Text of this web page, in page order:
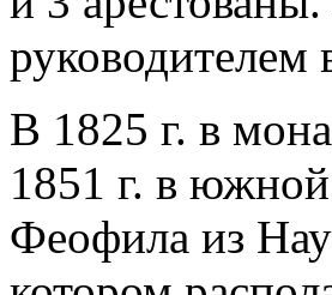
В 1825 г. в
1851 г. в южной
Феофила из